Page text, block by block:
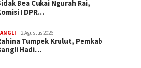
Bea Cukai Ngurah Rai,
I DPR…
2 Agustus 2026
Tumpek Krulut, Pemkab
Hadi…